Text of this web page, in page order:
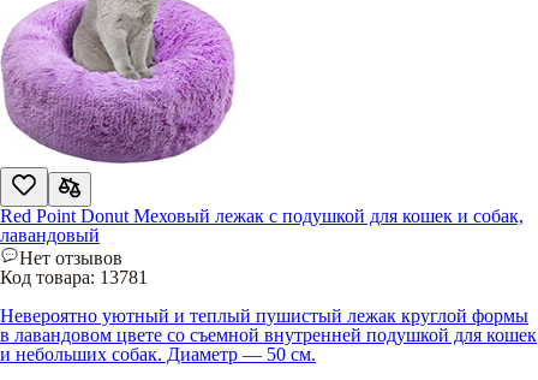
Red Point Donut Меховый лежак с подушкой для кошек и собак,
лавандовый
Нет отзывов
Код товара: 13781
Невероятно уютный и теплый пушистый лежак круглой формы
в лавандовом цвете со съемной внутренней подушкой для кошек
и небольших собак. Диаметр — 50 см.